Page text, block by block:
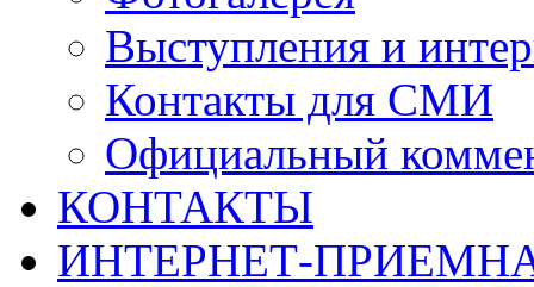
Выступления и
Контакты для СМИ
Официальный
КОНТАКТЫ
ИНТЕРНЕТ-